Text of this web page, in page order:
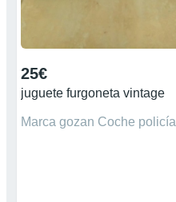
25€
juguete furgoneta vintage
Marca gozan Coche policía